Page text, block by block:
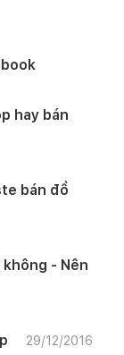
hay bán
bán đồ
- Nên
29/12/2016